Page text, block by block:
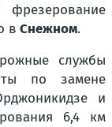
в Снежном.
службы
по замене
и
6,4 км